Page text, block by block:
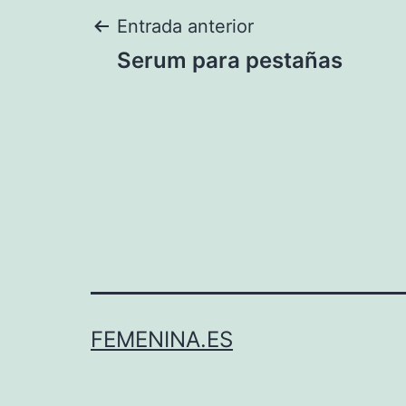
Navegación
Entrada anterior
Serum para pestañas
FEMENINA.ES